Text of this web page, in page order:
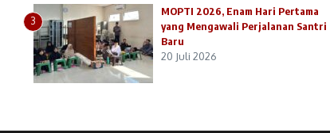
3
MOPTI 2026, Enam Hari Pertama
yang Mengawali Perjalanan Santri
Baru
20 Juli 2026